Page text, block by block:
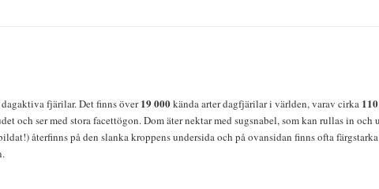
fjärilar. Det finns över19 000kända arter dagfjärilar i världen, varav cirka 110
och ser med stora facettögon. Dom äter nektar med sugsnabel, som kan rullas in och
återfinns på den slanka kroppens undersida och på ovansidan finns ofta